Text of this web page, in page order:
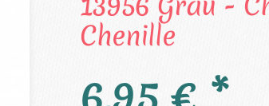
Chenille